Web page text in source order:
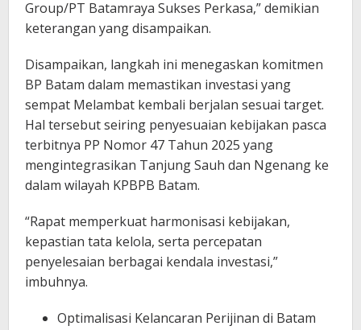
Group/PT Batamraya Sukses Perkasa,” demikian
keterangan yang disampaikan.
Disampaikan, langkah ini menegaskan komitmen
BP Batam dalam memastikan investasi yang
sempat Melambat kembali berjalan sesuai target.
Hal tersebut seiring penyesuaian kebijakan pasca
terbitnya PP Nomor 47 Tahun 2025 yang
mengintegrasikan Tanjung Sauh dan Ngenang ke
dalam wilayah KPBPB Batam.
“Rapat memperkuat harmonisasi kebijakan,
kepastian tata kelola, serta percepatan
penyelesaian berbagai kendala investasi,”
imbuhnya.
Optimalisasi Kelancaran Perijinan di Batam